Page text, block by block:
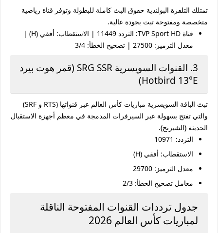
تمتلك التلفزة البولندية حقوق البث كاملة للبطولة وتوفر قناة رياضية
متخصصة ومفتوحة تبث بجودة عالية.
قناة TVP Sport HD:
التردد 11449 | الاستقطاب: أفقي (H) |
معدل الترميز: 27500 | تصحيح الخطأ: 3/4
3. القنوات السويسرية SRG SSR (قمر هوت بيرد
Hotbird 13°E)
تبث الباقة السويسرية مباريات كأس العالم عبر قنواتها (RTS و SRF)
والتي تفتح بسهولة عبر السيرفرات المدمجة في معظم أجهزة الاستقبال
الحديثة (الشيرنج).
التردد:
الاستقطاب: أفقي (H)
معدل الترميز:
معامل تصحيح الخطأ:
جدول ترددات القنوات المفتوحة الناقلة
لمباريات كأس العالم 2026